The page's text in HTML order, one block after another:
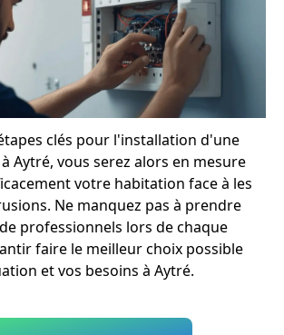
clés pour l'installation d'une
Aytré, vous serez alors en mesure
votre habitation face à les
Ne manquez pas à prendre
professionnels lors de chaque
faire le meilleur choix possible
et vos besoins à Aytré.